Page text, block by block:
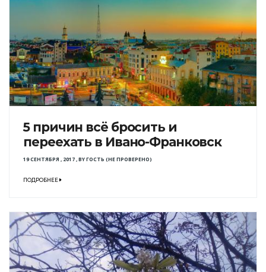
5 причин всё бросить и
переехать в Ивано-Франковск
19 СЕНТЯБРЯ , 2017,BYГОСТЬ (НЕ ПРОВЕРЕНО)
ПОДРОБНЕЕ